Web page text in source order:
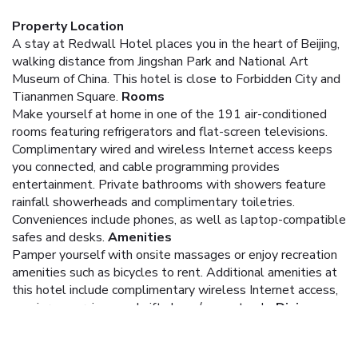
Property Location
A stay at Redwall Hotel places you in the heart of Beijing,
walking distance from Jingshan Park and National Art
Museum of China. This hotel is close to Forbidden City and
Tiananmen Square. Rooms
Make yourself at home in one of the 191 air-conditioned
rooms featuring refrigerators and flat-screen televisions.
Complimentary wired and wireless Internet access keeps
you connected, and cable programming provides
entertainment. Private bathrooms with showers feature
rainfall showerheads and complimentary toiletries.
Conveniences include phones, as well as laptop-compatible
safes and desks. Amenities
Pamper yourself with onsite massages or enjoy recreation
amenities such as bicycles to rent. Additional amenities at
this hotel include complimentary wireless Internet access,
concierge services, and gift shops/newsstands.
Dining